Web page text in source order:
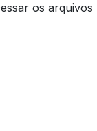
os arquivos